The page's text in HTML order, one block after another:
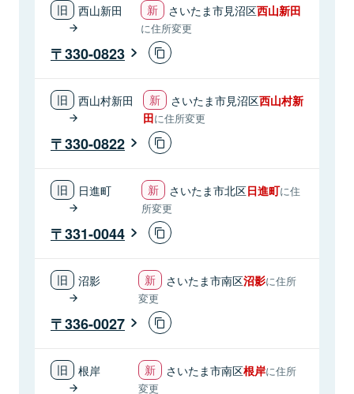
西山新田 さいたま市見沼区西山新田
に住所変更
330-0823
西山村新田 さいたま市見沼区西山村新
田に住所変更
330-0822
日進町 さいたま市北区日進町に住
所変更
331-0044
沼影 さいたま市南区沼影に住所
変更
336-0027
根岸 さいたま市南区根岸に住所
変更